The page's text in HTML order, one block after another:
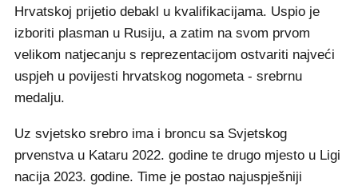
Hrvatskoj prijetio debakl u kvalifikacijama. Uspio je
izboriti plasman u Rusiju, a zatim na svom prvom
velikom natjecanju s reprezentacijom ostvariti najveći
uspjeh u povijesti hrvatskog nogometa - srebrnu
medalju.
Uz svjetsko srebro ima i broncu sa Svjetskog
prvenstva u Kataru 2022. godine te drugo mjesto u Ligi
nacija 2023. godine. Time je postao najuspješniji